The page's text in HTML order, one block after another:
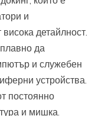
и
детайлност.
да
и служебен
устройства.
постоянно
и мишка.